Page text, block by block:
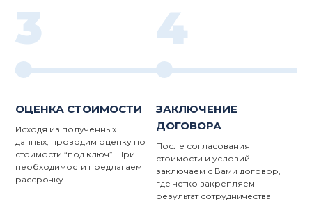
3
ОЦЕНКА СТОИМОСТИ
Исходя из полученных
данных, проводим оценку по
стоимости “под ключ”. При
необходимости предлагаем
рассрочку
4
ЗАКЛЮЧЕНИЕ
ДОГОВОРА
После согласования
стоимости и условий
заключаем с Вами договор,
где четко закрепляем
результат сотрудничества